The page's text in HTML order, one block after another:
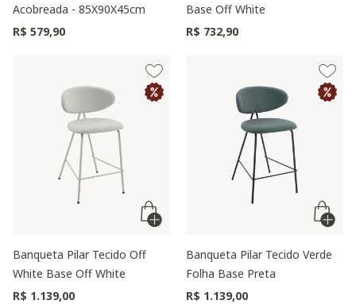
Acobreada - 85X90X45cm
R$ 579,90
Base Off White
R$ 732,90
Banqueta Pilar Tecido Off
White Base Off White
R$ 1.139,00
Banqueta Pilar Tecido Verde
Folha Base Preta
R$ 1.139,00